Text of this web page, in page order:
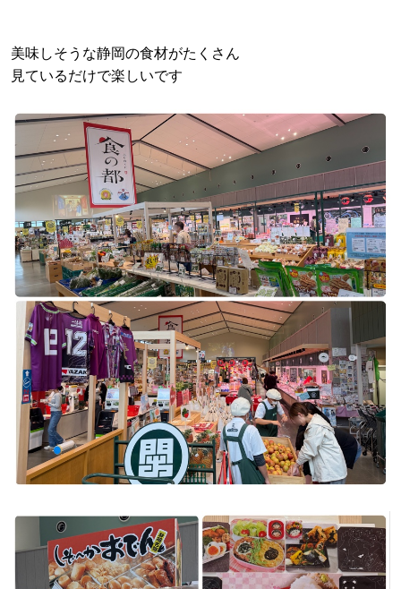
美味しそうな静岡の食材がたくさん
見ているだけで楽しいです